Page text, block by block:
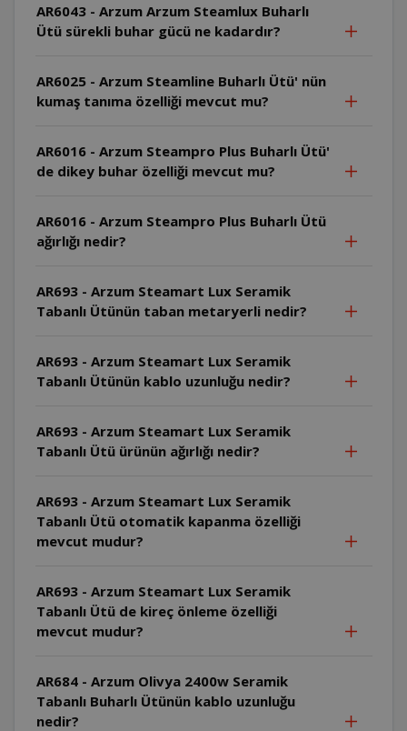
AR6043 - Arzum Arzum Steamlux Buharlı
Ütü sürekli buhar gücü ne kadardır?
AR6025 - Arzum Steamline Buharlı Ütü' nün
kumaş tanıma özelliği mevcut mu?
AR6016 - Arzum Steampro Plus Buharlı Ütü'
de dikey buhar özelliği mevcut mu?
AR6016 - Arzum Steampro Plus Buharlı Ütü
ağırlığı nedir?
AR693 - Arzum Steamart Lux Seramik
Tabanlı Ütünün taban metaryerli nedir?
AR693 - Arzum Steamart Lux Seramik
Tabanlı Ütünün kablo uzunluğu nedir?
AR693 - Arzum Steamart Lux Seramik
Tabanlı Ütü ürünün ağırlığı nedir?
AR693 - Arzum Steamart Lux Seramik
Tabanlı Ütü otomatik kapanma özelliği
mevcut mudur?
AR693 - Arzum Steamart Lux Seramik
Tabanlı Ütü de kireç önleme özelliği
mevcut mudur?
AR684 - Arzum Olivya 2400w Seramik
Tabanlı Buharlı Ütünün kablo uzunluğu
nedir?